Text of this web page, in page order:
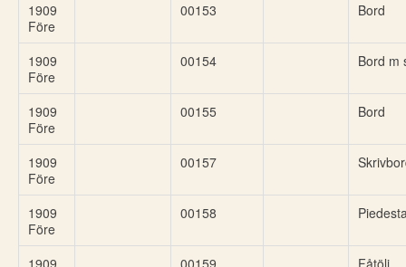
1909
Före
00153 Bord
1909
Före
00154 Bord m
1909
Före
00155 Bord
1909
Före
00157
1909
Före
00158
1909
00159 Fåtölj